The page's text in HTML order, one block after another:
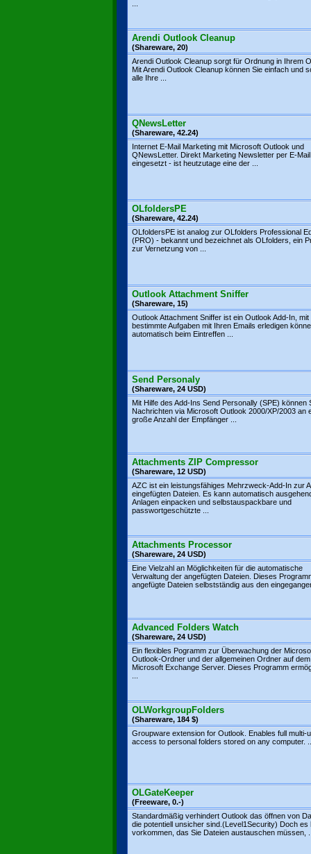
Arendi Outlook Cleanup
(Shareware, 20)
Arendi Outlook Cleanup sorgt für Ordnung in Ihrem
Mit Arendi Outlook Cleanup können Sie einfach und
alle Ihre ...
QNewsLetter
(Shareware, 42.24)
Internet E-Mail Marketing mit Microsoft Outlook und
QNewsLetter. Direkt Marketing Newsletter per E-
eingesetzt - ist heutzutage eine der ...
OLfoldersPE
(Shareware, 42.24)
OLfoldersPE ist analog zur OLfolders Professional
(PRO) - bekannt und bezeichnet als OLfolders, ein
zur Vernetzung von ...
Outlook Attachment Sniffer
(Shareware, 15)
Outlook Attachment Sniffer ist ein Outlook Add-In, mit
bestimmte Aufgaben mit Ihren Emails erledigen
automatisch beim Eintreffen ...
Send Personaly
(Shareware, 24 USD)
Mit Hilfe des Add-Ins Send Personally (SPE) können
Nachrichten via Microsoft Outlook 2000/XP/2003 an
große Anzahl der Empfänger ...
Attachments ZIP Compressor
(Shareware, 12 USD)
AZC ist ein leistungsfähiges Mehrzweck-Add-In zur
eingefügten Dateien. Es kann automatisch
Anlagen einpacken und selbstauspackbare und
passwortgeschützte ...
Attachments Processor
(Shareware, 24 USD)
Eine Vielzahl an Möglichkeiten für die automatische
Verwaltung der angefügten Dateien. Dieses
angefügte Dateien selbstständig aus den
Advanced Folders Watch
(Shareware, 24 USD)
Ein flexibles Pogramm zur Überwachung der
Outlook-Ordner und der allgemeinen Ordner auf dem
Microsoft Exchange Server. Dieses Programm
OLWorkgroupFolders
(Shareware, 184 $)
Groupware extension for Outlook. Enables full multi-
access to personal folders stored on any computer.
OLGateKeeper
(Freeware, 0.-)
Standardmäßig verhindert Outlook das öffnen von
die potentiell unsicher sind.(Level1Security) Doch es
vorkommen, das Sie Dateien austauschen müssen,